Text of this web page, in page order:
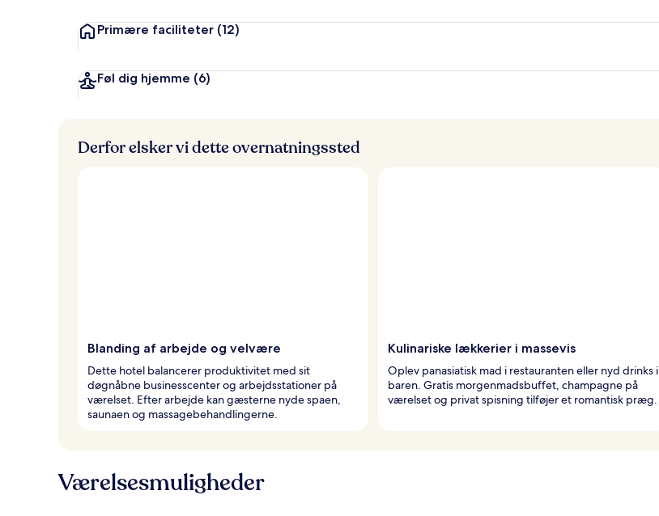
a
f
d
Primære faciliteter (12)
Føl dig hjemme (6)
Derfor elsker vi dette overnatningssted
Blanding af arbejde og velvære
Dette hotel balancerer produktivitet med sit
døgnåbne businesscenter og arbejdsstationer på
værelset. Efter arbejde kan gæsterne nyde spaen,
saunaen og massagebehandlingerne.
Kulinariske lækkerier i massevis
Oplev panasiatisk mad i restauranten eller nyd drinks i
baren. Gratis morgenmadsbuffet, champagne på
værelset og privat spisning tilføjer et romantisk præg.
Værelsesmuligheder